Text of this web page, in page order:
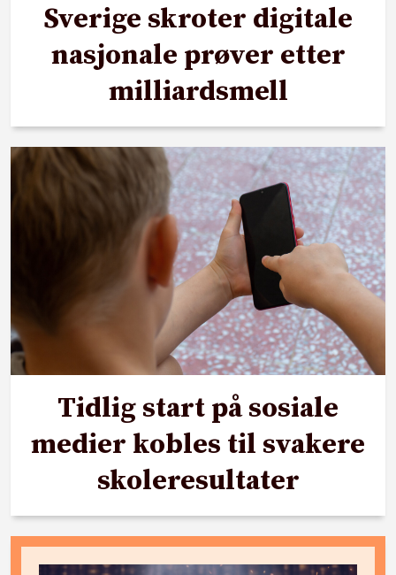
Sverige skroter digitale
nasjonale prøver etter
milliardsmell
Tidlig start på sosiale
medier kobles til svakere
skoleresultater